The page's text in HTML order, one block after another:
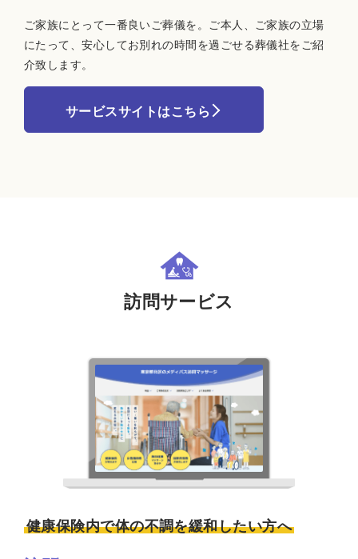
ご家族にとって一番良いご葬儀を。ご本人、ご家族の立場
にたって、安心してお別れの時間を過ごせる葬儀社をご紹
介致します。
サービスサイトはこちら
訪問サービス
健康保険内で体の不調を緩和したい方へ